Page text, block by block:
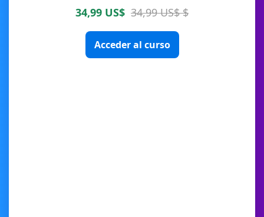
34,99 US$ 34,99 US$ $
Acceder al curso